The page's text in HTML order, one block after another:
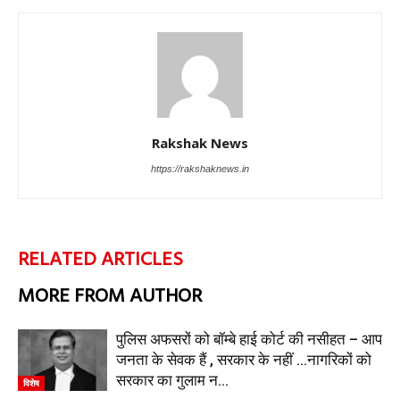
Rakshak News
https://rakshaknews.in
RELATED ARTICLES
MORE FROM AUTHOR
विशेष
पुलिस अफसरों को बॉम्बे हाई कोर्ट की नसीहत – आप
जनता के सेवक हैं , सरकार के नहीं …नागरिकों को
सरकार का गुलाम न...